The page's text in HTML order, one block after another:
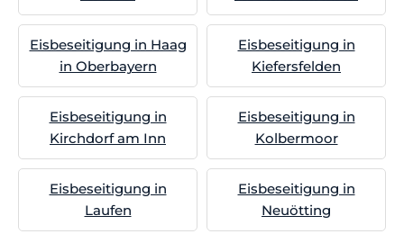
Eisbeseitigung in Haag
in Oberbayern
Eisbeseitigung in
Kiefersfelden
Eisbeseitigung in
Kirchdorf am Inn
Eisbeseitigung in
Kolbermoor
Eisbeseitigung in
Laufen
Eisbeseitigung in
Neuötting